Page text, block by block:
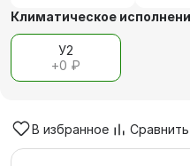
Климатическое
У2
+0 ₽
В избранное Сравнить